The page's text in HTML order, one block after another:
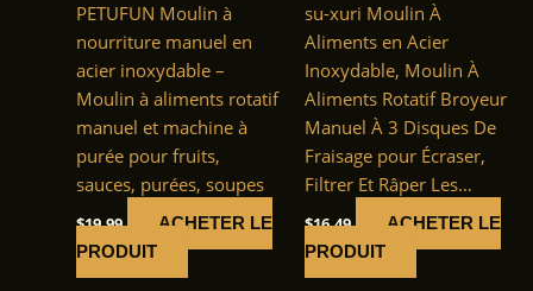
PETUFUN Moulin à
nourriture manuel en
acier inoxydable –
Moulin à aliments rotatif
manuel et machine à
purée pour fruits,
sauces, purées, soupes
$19.99
ACHETER LE
PRODUIT
su-xuri Moulin À
Aliments en Acier
Inoxydable, Moulin À
Aliments Rotatif Broyeur
Manuel À 3 Disques De
Fraisage pour Écraser,
Filtrer Et Râper Les…
$16.49
ACHETER LE
PRODUIT